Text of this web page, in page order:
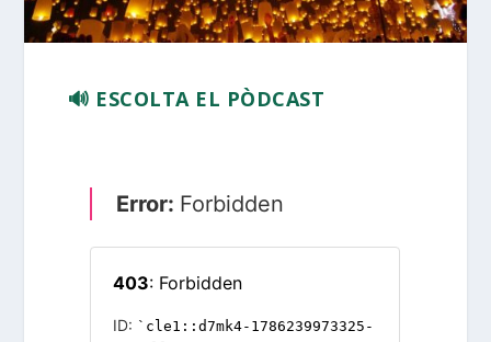
🔊 ESCOLTA EL PÒDCAST